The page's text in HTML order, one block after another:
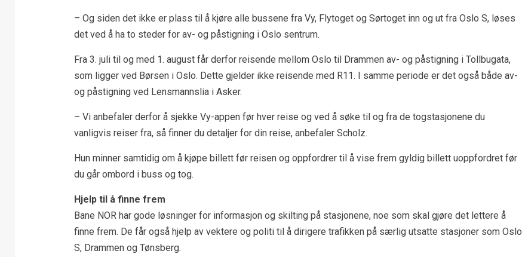
– Og siden det ikke er plass til å kjøre alle bussene fra Vy, Flytoget og Sørtoget inn og ut fra Oslo S, løses
det ved å ha to steder for av- og påstigning i Oslo sentrum.
Fra 3. juli til og med 1. august får derfor reisende mellom Oslo til Drammen av- og påstigning i Tollbugata,
som ligger ved Børsen i Oslo. Dette gjelder ikke reisende med R11. I samme periode er det også både av-
og påstigning ved Lensmannslia i Asker.
– Vi anbefaler derfor å sjekke Vy-appen før hver reise og ved å søke til og fra de togstasjonene du
vanligvis reiser fra, så finner du detaljer for din reise, anbefaler Scholz.
Hun minner samtidig om å kjøpe billett før reisen og oppfordrer til å vise frem gyldig billett uoppfordret før
du går ombord i buss og tog.
Hjelp til å finne frem
Bane NOR har gode løsninger for informasjon og skilting på stasjonene, noe som skal gjøre det lettere å
finne frem. De får også hjelp av vektere og politi til å dirigere trafikken på særlig utsatte stasjoner som Oslo
S, Drammen og Tønsberg.